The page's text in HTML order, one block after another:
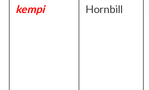
kempi
Hornbill